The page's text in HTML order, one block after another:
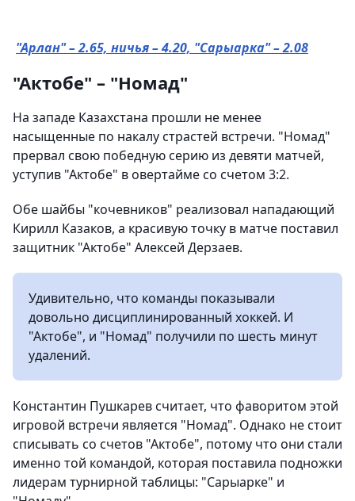
"Арлан" – 2.65, ничья – 4.20, "Сарыарка" – 2.08
"Актобе" – "Номад"
На западе Казахстана прошли не менее
насыщенные по накалу страстей встречи. "Номад"
прервал свою победную серию из девяти матчей,
уступив "Актобе" в овертайме со счетом 3:2.
Обе шайбы "кочевников" реализовал нападающий
Кирилл Казаков, а красивую точку в матче поставил
защитник "Актобе" Алексей Дерзаев.
Удивительно, что команды показывали
довольно дисциплинированный хоккей. И
"Актобе", и "Номад" получили по шесть минут
удалений.
Константин Пушкарев считает, что фаворитом этой
игровой встречи является "Номад". Однако не стоит
списывать со счетов "Актобе", потому что они стали
именно той командой, которая поставила подножки
лидерам турнирной таблицы: "Сарыарке" и